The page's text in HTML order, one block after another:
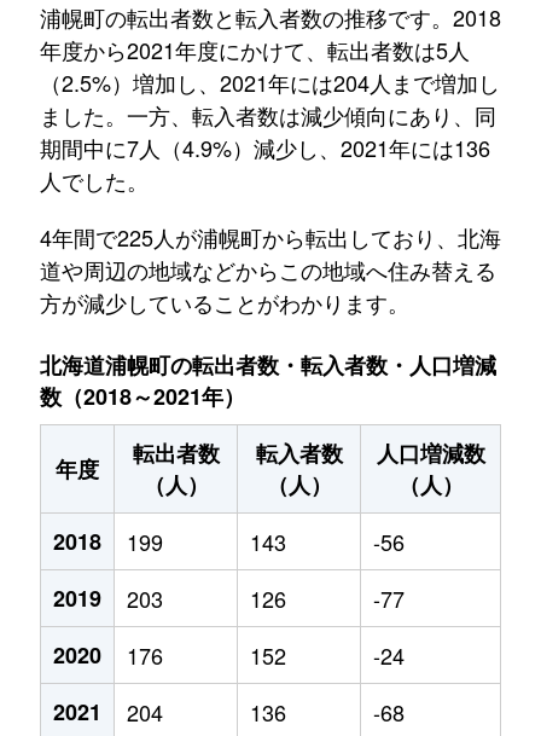
浦幌町の転出者数と転入者数の推移です。2018
年度から2021年度にかけて、転出者数は5人
（2.5%）増加し、2021年には204人まで増加し
ました。一方、転入者数は減少傾向にあり、同
期間中に7人（4.9%）減少し、2021年には136
人でした。
4年間で225人が浦幌町から転出しており、北海
道や周辺の地域などからこの地域へ住み替える
方が減少していることがわかります。
北海道浦幌町の転出者数・転入者数・人口増減
数（2018～2021年）
年度
転出者数
（人）
転入者数
（人）
人口増減数
（人）
2018
199 143
-56
2019
203 126
-77
2020
176 152
-24
2021
204 136 -68